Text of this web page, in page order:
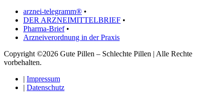
arznei-telegramm® •
DER ARZNEIMITTELBRIEF •
Pharma-Brief•
Arzneiverordnung in der Praxis
Copyright ©2026 Gute Pillen – Schlechte Pillen | Alle Rechte
vorbehalten.
| Impressum
| Datenschutz